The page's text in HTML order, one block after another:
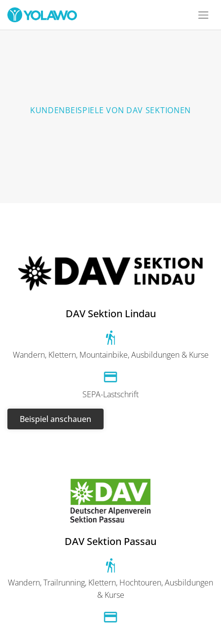
KUNDENBEISPIELE VON DAV SEKTIONEN
DAV Sektion Lindau
Wandern, Klettern, Mountainbike, Ausbildungen & Kurse
SEPA-Lastschrift
Beispiel anschauen
DAV Sektion Passau
Wandern, Trailrunning, Klettern, Hochtouren, Ausbildungen
& Kurse